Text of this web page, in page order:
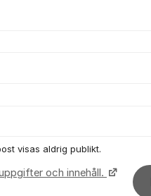
visas aldrig publikt.
och innehåll.